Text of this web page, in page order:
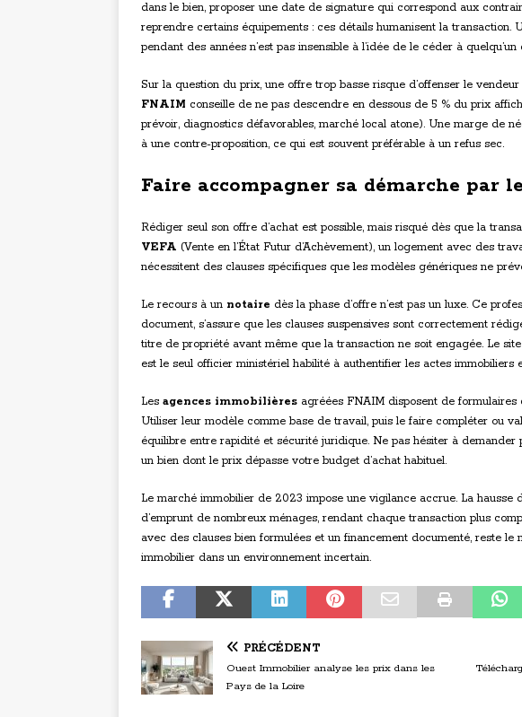
dans le bien, proposer une date de signature qui correspond aux
reprendre certains équipements : ces détails humanisent la transaction.
pendant des années n’est pas insensible à l’idée de le céder à
Sur la question du prix, une offre trop basse risque d’offenser le
FNAIM conseille de ne pas descendre en dessous de 5 % du prix
prévoir, diagnostics défavorables, marché local atone). Une marge de
à une contre-proposition, ce qui est souvent préférable à un refus sec.
Faire accompagner sa démarche par
Rédiger seul son offre d’achat est possible, mais risqué dès que la
VEFA (Vente en l’État Futur d’Achèvement), un logement avec des
nécessitent des clauses spécifiques que les modèles génériques ne
Le recours à un notaire dès la phase d’offre n’est pas un luxe. Ce
document, s’assure que les clauses suspensives sont correctement
titre de propriété avant même que la transaction ne soit engagée. Le site
est le seul officier ministériel habilité à authentifier les actes immobiliers
Les agences immobilières agréées FNAIM disposent de
Utiliser leur modèle comme base de travail, puis le faire compléter ou
équilibre entre rapidité et sécurité juridique. Ne pas hésiter à demander
un bien dont le prix dépasse votre budget d’achat habituel.
Le marché immobilier de 2023 impose une vigilance accrue. La hausse
d’emprunt de nombreux ménages, rendant chaque transaction plus
avec des clauses bien formulées et un financement documenté, reste
immobilier dans un environnement incertain.
PRÉCÉDENT
Ouest Immobilier analyse les prix dans les
Pays de la Loire